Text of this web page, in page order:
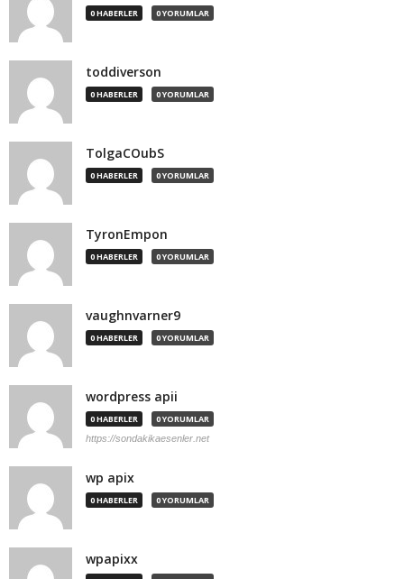
0 HABERLER 0 YORUMLAR
toddiverson
0 HABERLER 0 YORUMLAR
TolgaCOubS
0 HABERLER 0 YORUMLAR
TyronEmpon
0 HABERLER 0 YORUMLAR
vaughnvarner9
0 HABERLER 0 YORUMLAR
wordpress apii
0 HABERLER 0 YORUMLAR
https://sondakikaesenler.net
wp apix
0 HABERLER 0 YORUMLAR
wpapixx